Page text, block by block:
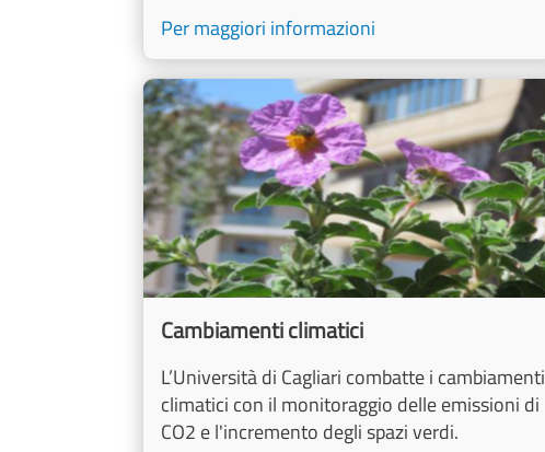
Per maggiori informazioni
Image
Cambiamenti climatici
L’Università di Cagliari combatte i cambiamenti
climatici con il monitoraggio delle emissioni di
CO2 e l'incremento degli spazi verdi.